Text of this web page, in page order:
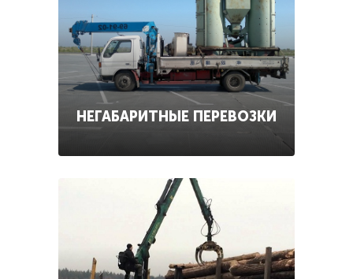
НЕГАБАРИТНЫЕ ПЕРЕВОЗКИ